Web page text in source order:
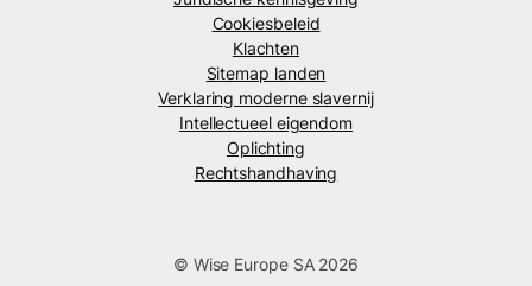
Cookiesbeleid
Klachten
Sitemap landen
Verklaring moderne slavernij
Intellectueel eigendom
Oplichting
Rechtshandhaving
© Wise Europe SA 2026